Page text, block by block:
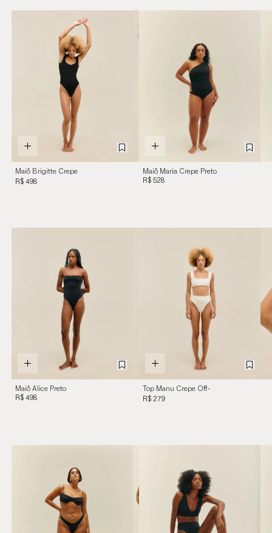
Maiô Brigitte Crepe
Preto
R$ 498
Maiô Maria Crepe Preto
R$ 528
Maiô Alice Preto
R$ 498
Top Manu Crepe Off-
White
R$ 279